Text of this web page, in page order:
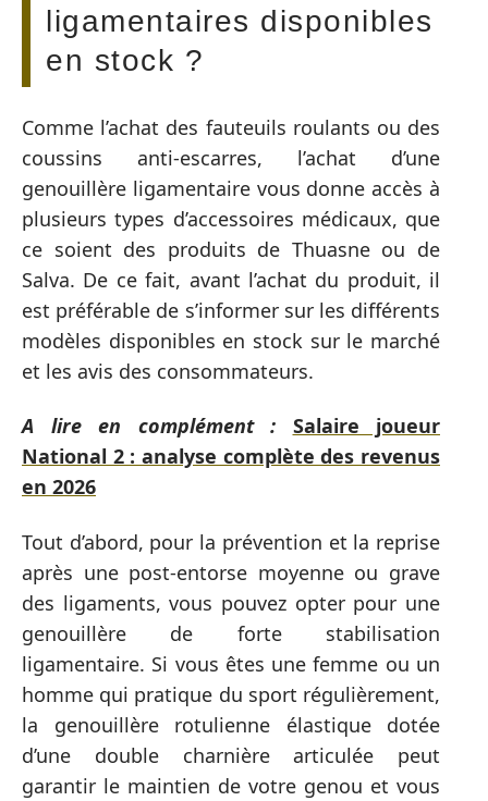
ligamentaires disponibles
en stock ?
Comme l’achat des fauteuils roulants ou des
coussins anti-escarres, l’achat d’une
genouillère ligamentaire vous donne accès à
plusieurs types d’accessoires médicaux, que
ce soient des produits de Thuasne ou de
Salva. De ce fait, avant l’achat du produit, il
est préférable de s’informer sur les différents
modèles disponibles en stock sur le marché
et les avis des consommateurs.
A lire en complément :
Salaire joueur
National 2 : analyse complète des revenus
en 2026
Tout d’abord, pour la prévention et la reprise
après une post-entorse moyenne ou grave
des ligaments, vous pouvez opter pour une
genouillère de forte stabilisation
ligamentaire. Si vous êtes une femme ou un
homme qui pratique du sport régulièrement,
la genouillère rotulienne élastique dotée
d’une double charnière articulée peut
garantir le maintien de votre genou et vous